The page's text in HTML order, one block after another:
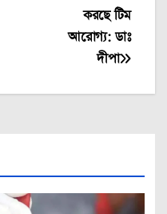
করছে টিম
আরোগ্য: ডাঃ
দীপা